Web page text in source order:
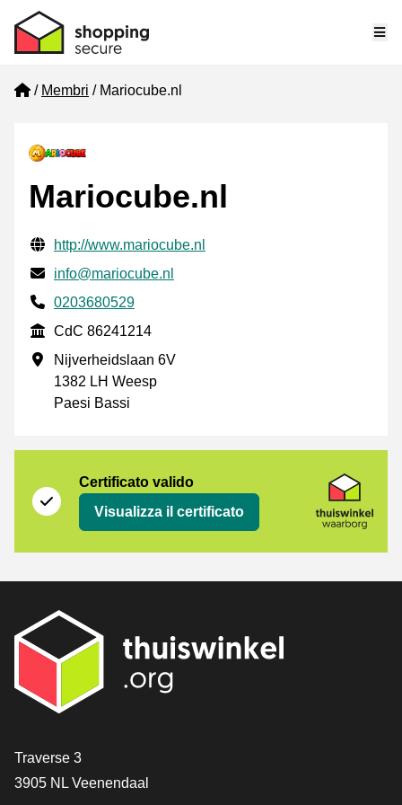
Home
Membri Mariocube.nl
Mariocube.nl
Informazioni di contatto verificate
Website URL
http://www.mariocube.nl
Mail
info@mariocube.nl
Phone number
0203680529
CdC
CdC 86241214
Indirizzo commerciale
Nijverheidslaan 6V
1382 LH Weesp
Paesi Bassi
Certificato valido
Visualizza il certificato
[_General:Contact]
Traverse 3
3905 NL Veenendaal